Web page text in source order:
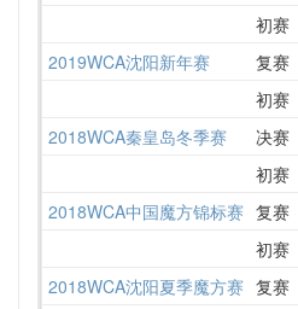
初赛
2019WCA沈阳新年赛 复赛
初赛
2018WCA秦皇岛冬季赛 决赛
初赛
2018WCA中国魔方锦标赛 复赛
初赛
2018WCA沈阳夏季魔方赛 复赛